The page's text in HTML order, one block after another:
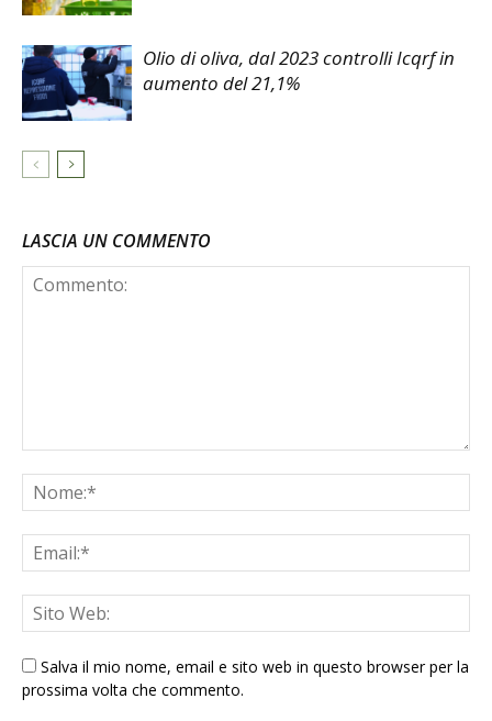
Olio di oliva, dal 2023 controlli Icqrf in
aumento del 21,1%
LASCIA UN COMMENTO
Salva il mio nome, email e sito web in questo browser per la
prossima volta che commento.